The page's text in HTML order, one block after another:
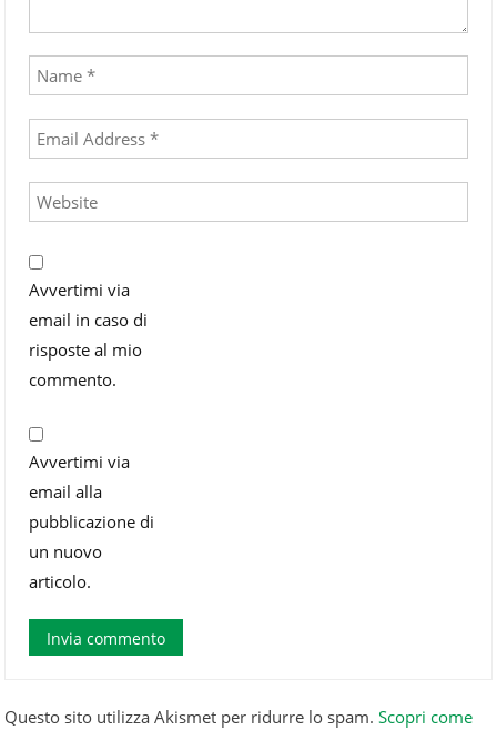
Avvertimi via
email in caso di
risposte al mio
commento.
Avvertimi via
email alla
pubblicazione di
un nuovo
articolo.
Questo sito utilizza Akismet per ridurre lo spam.Scopri come